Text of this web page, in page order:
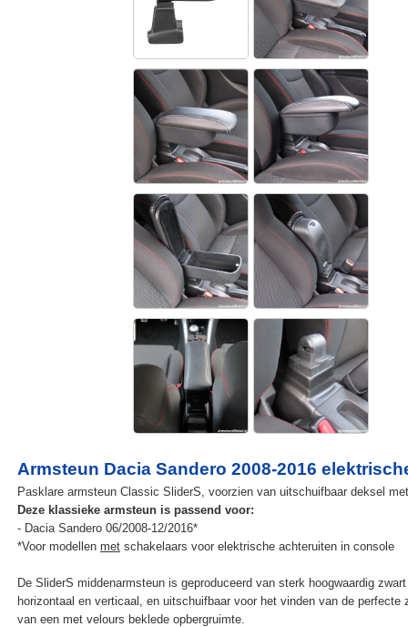
Armsteun Dacia Sandero 2008-2016
Pasklare armsteun Classic SliderS, voorzien van uitschuifbaar deksel
Deze klassieke armsteun is passend voor:
- Dacia Sandero 06/2008-12/2016*
*Voor modellen metschakelaars voor elektrische achteruiten in console
De SliderS middenarmsteun is geproduceerd van sterk hoogwaardig
horizontaal en verticaal, en uitschuifbaar voor het vinden van de perfecte
van een met velours beklede opbergruimte.